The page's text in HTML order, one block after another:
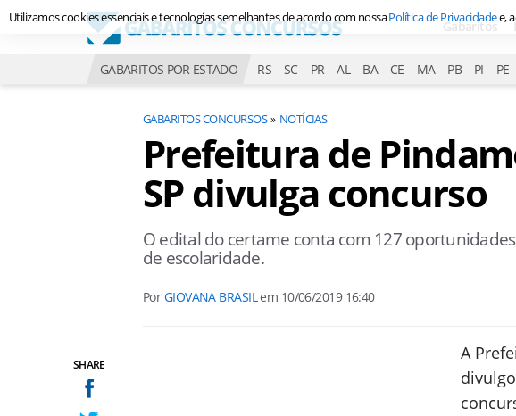
Gabaritos
GABARITOS POR ESTADO RS SC PR AL BA CE MA PB PI PE
SHARE
GABARITOS CONCURSOS NOTÍCIAS
Prefeitura de
SP divulga concurso
O edital do certame conta com 127
de escolaridade.
PorGIOVANA BRASILem 10/06/2019 16:40
A
Utilizamos cookies essenciais e tecnologias semelhantes de acordo com nossaPolítica de Privacidadee,